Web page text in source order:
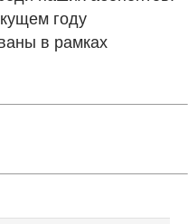
году
в рамках